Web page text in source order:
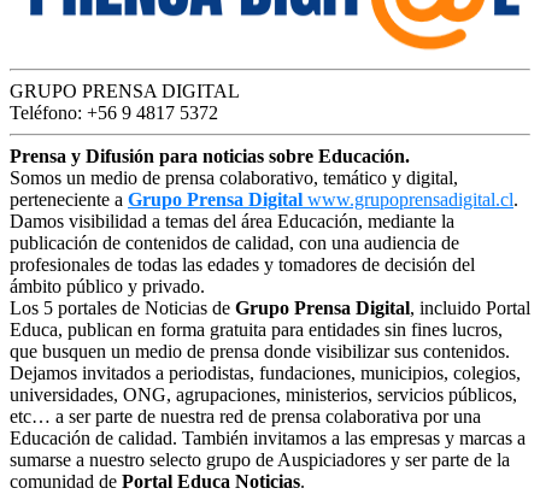
GRUPO PRENSA DIGITAL
Teléfono: +56 9 4817 5372
Prensa y Difusión para noticias sobre Educación.
Somos un medio de prensa colaborativo, temático y digital,
perteneciente a Grupo Prensa Digital www.grupoprensadigital.cl.
Damos visibilidad a temas del área Educación, mediante la
publicación de contenidos de calidad, con una audiencia de
profesionales de todas las edades y tomadores de decisión del
ámbito público y privado.
Los 5 portales de Noticias de Grupo Prensa Digital, incluido Portal
Educa, publican en forma gratuita para entidades sin fines lucros,
que busquen un medio de prensa donde visibilizar sus contenidos.
Dejamos invitados a periodistas, fundaciones, municipios, colegios,
universidades, ONG, agrupaciones, ministerios, servicios públicos,
etc… a ser parte de nuestra red de prensa colaborativa por una
Educación de calidad. También invitamos a las empresas y marcas a
sumarse a nuestro selecto grupo de Auspiciadores y ser parte de la
comunidad de Portal Educa Noticias.